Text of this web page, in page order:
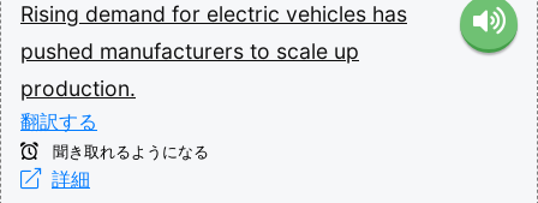
Rising demand for electric vehicles has
pushed manufacturers to scale up
production.
翻訳する
聞き取れるようになる
詳細